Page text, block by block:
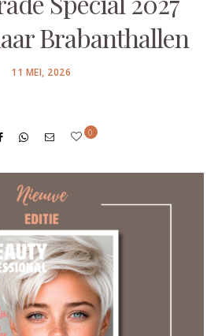
Brabanthallen
POSTED
11 MEI, 2026
0